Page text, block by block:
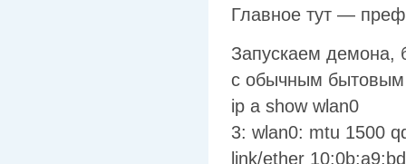
Главное тут —
Запускаем демона,
с обычным
ip a show wlan0
3: wlan0: mtu 1500
link/ether